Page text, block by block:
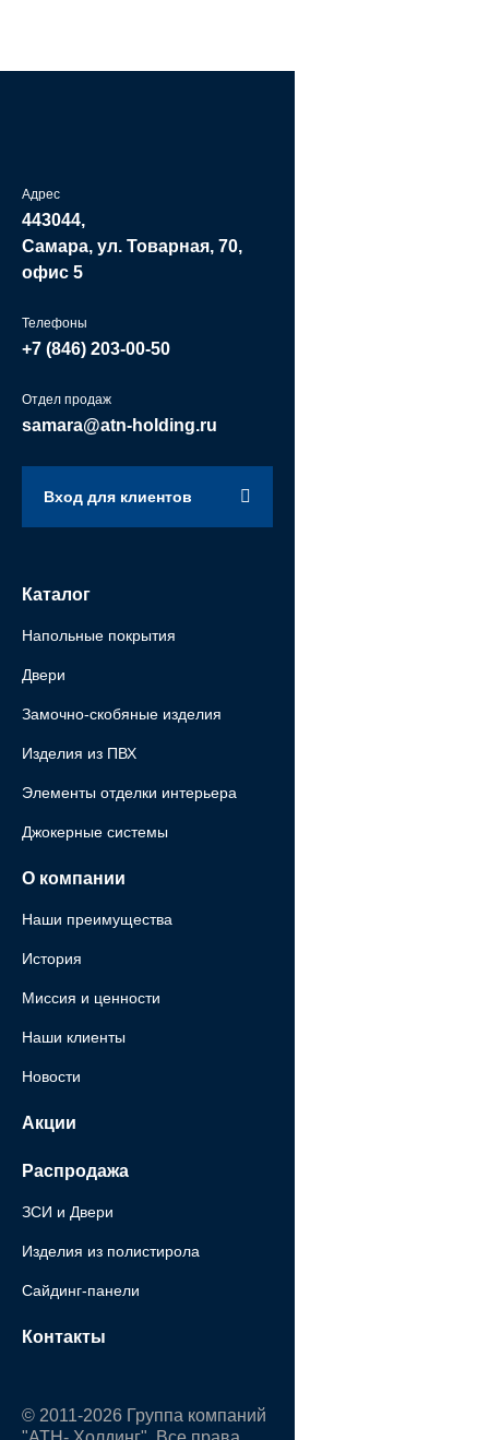
Адрес
443044,
Самара, ул. Товарная, 70,
офис 5
Телефоны
+7 (846) 203-00-50
Отдел продаж
samara@atn-holding.ru
Вход для клиентов
Каталог
Напольные покрытия
Двери
Замочно-скобяные изделия
Изделия из ПВХ
Элементы отделки интерьера
Джокерные системы
О компании
Наши преимущества
История
Миссия и ценности
Наши клиенты
Новости
Акции
Распродажа
ЗСИ и Двери
Изделия из полистирола
Сайдинг-панели
Контакты
© 2011-2026 Группа компаний